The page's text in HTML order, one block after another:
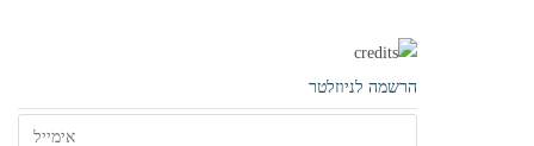
הרשמה לניוזלטר